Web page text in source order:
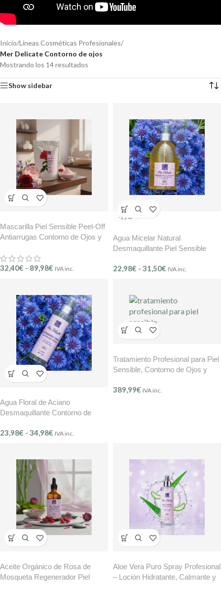
Inicio/Líneas Cosméticas Profesionales/
Mer Delicate Contorno de ojos
Mostrando los 14 resultados
Show sidebar
Mascarilla Piel Sensible Peel-Off
Antiarrugas Contorno de Ojos y
(Ref.210)
32,40€ - 89,98€ IVA inc.
-21%
Agua Micelar Natural
Desmaquillante Piel Sensible
Jojoba BMB Mer Délicate –
22,98€ - 31,50€ IVA inc.
Agua Floral de Aciano
Desmaquillante Contorno de
Délicate – (Ref.201)
23,98€ - 34,98€ IVA inc.
Tratamiento Profesional para Piel
Sensible, Contorno de Ojos y
marine Bretania KP200
389,99€ IVA inc.
Aceite Orgánico de Rosa de
Mosqueta Regenerador Piel
Aloe Vera Puro Spray Profesional
– Loción Hidratante, Calmante y